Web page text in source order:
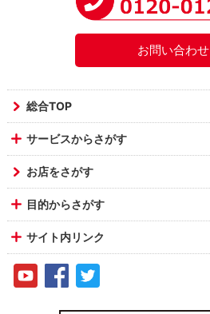
お問い合わせ
総合TOP
サービスからさがす
お店をさがす
目的からさがす
サイト内リンク